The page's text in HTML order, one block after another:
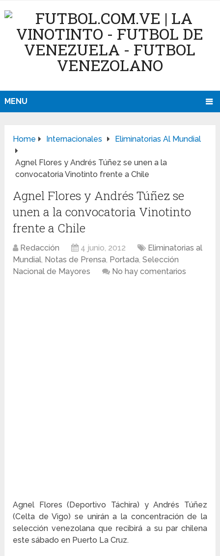
MENU
Home Internacionales Eliminatorias Al Mundial
Agnel Flores y Andrés Túñez se unen a la
convocatoria Vinotinto frente a Chile
Agnel Flores y Andrés Túñez se
unen a la convocatoria Vinotinto
frente a Chile
Redacción 4 junio, 2012
Eliminatorias al
Mundial, Notas de Prensa, Portada,Selección
Nacional de Mayores
No hay comentarios
Agnel Flores (Deportivo Táchira) y Andrés Túñez
(Celta de Vigo) se unirán a la concentración de la
selección venezolana que recibirá a su par chilena
este sábado en Puerto La Cruz.